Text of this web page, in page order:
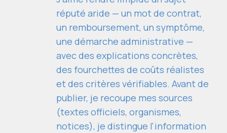
réputé aride — un mot de contrat,
un remboursement, un symptôme,
une démarche administrative —
avec des explications concrètes,
des fourchettes de coûts réalistes
et des critères vérifiables. Avant de
publier, je recoupe mes sources
(textes officiels, organismes,
notices), je distingue l'information